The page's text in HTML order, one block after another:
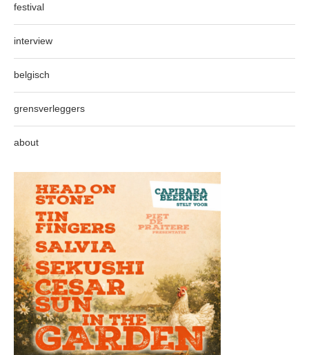
festival
interview
belgisch
grensverleggers
about